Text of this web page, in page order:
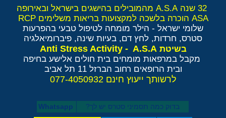
בדוק כמה תסמיני סט​רס יש לך? Whatsapp
32 שנה A.S.A מהמובילים בהישגים בישראל ובאירופה
ASA הוכרה בלשכה למקצועות בריאות משלימים RCP
שלומי ישראל - הילר מומחה לטיפול טבעי בהפרעות
סטרס, חרדות, לחץ דם, בעיות שינה, פיברומיאלגיה
בשיטת Anti Stress Activity - A.S.A
מקבל במרפאות מומחים בית חולים אלישע בחיפה
ובית הרופאים רחוב הברזל 11 תל אביב
לרשותך ייעוץ חינם 077-4050932